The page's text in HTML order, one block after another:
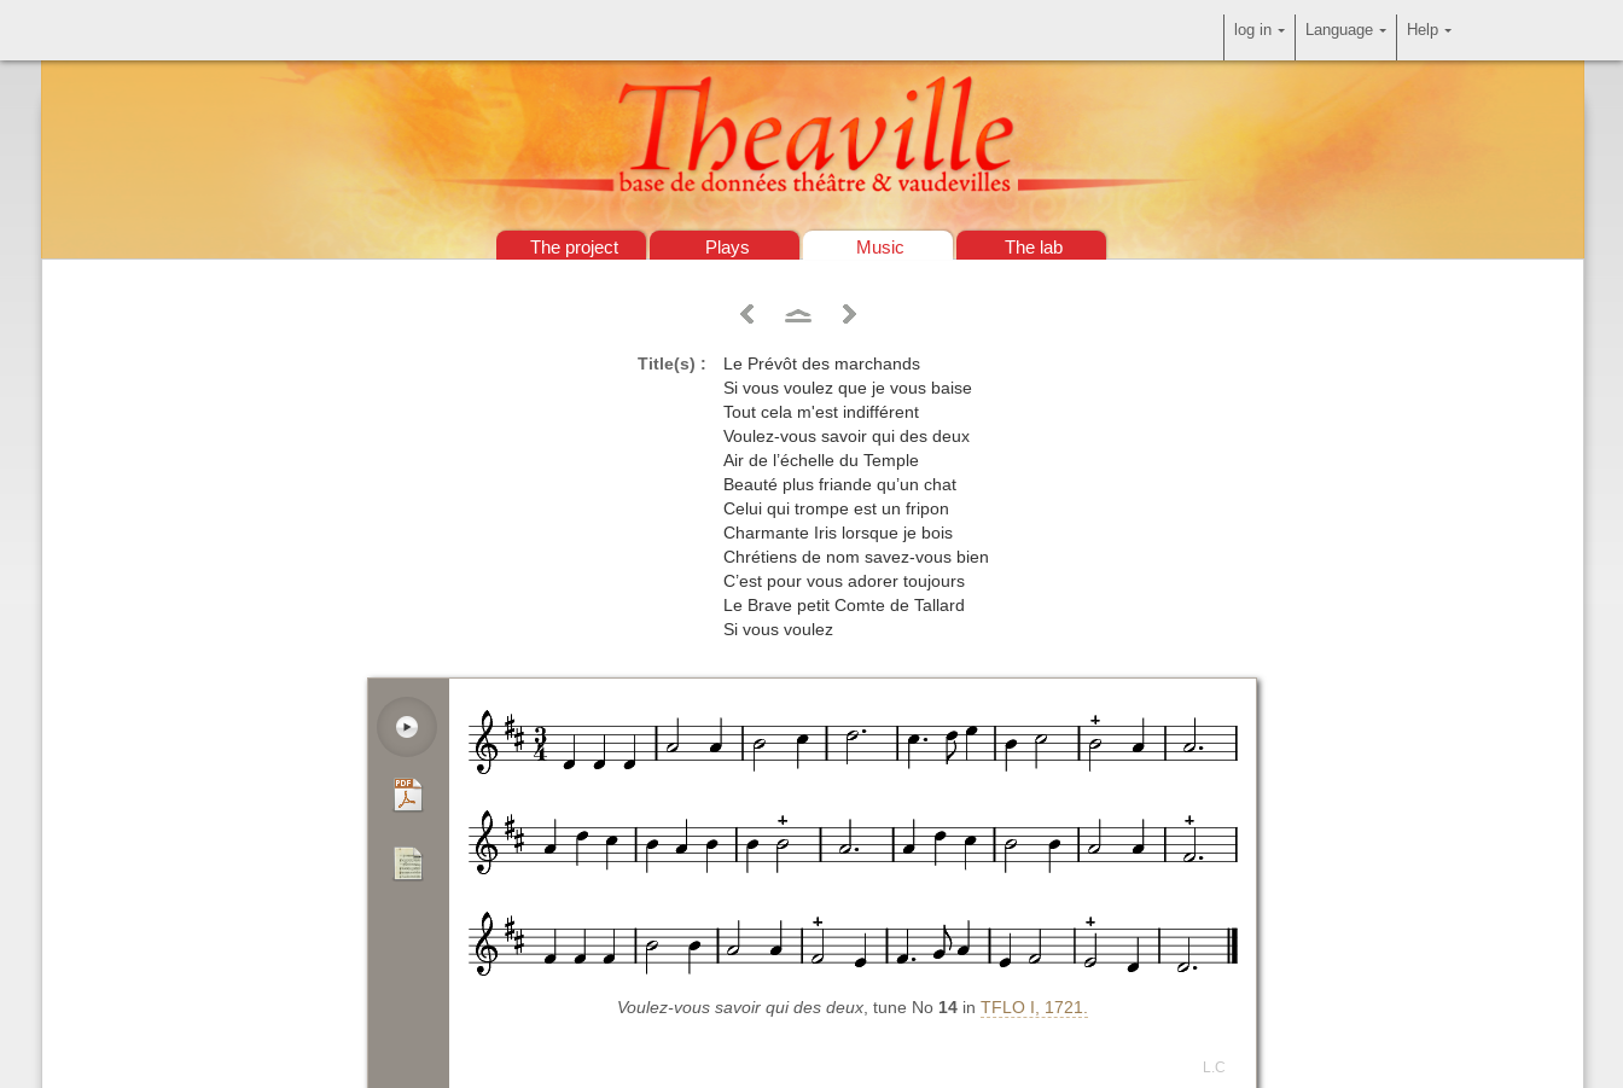
Théâtre & vaudevilles
The project Plays Music The lab
Title(s) :
Le Prévôt des marchands
Si vous voulez que je vous baise
Tout cela m'est indifférent
Voulez-vous savoir qui des deux
Air de l’échelle du Temple
Beauté plus friande qu’un chat
Celui qui trompe est un fripon
Charmante Iris lorsque je bois
Chrétiens de nom savez-vous bien
C’est pour vous adorer toujours
Le Brave petit Comte de Tallard
Si vous voulez
Voulez-vous savoir qui des deux , tune No 14 inTFLO I, 1721.
L.C
Help
Language
log in